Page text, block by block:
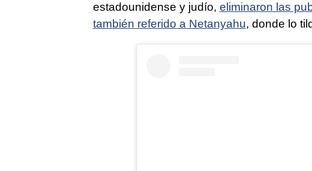
estadounidense y judío, eliminaron las
también referido a Netanyahu, donde lo